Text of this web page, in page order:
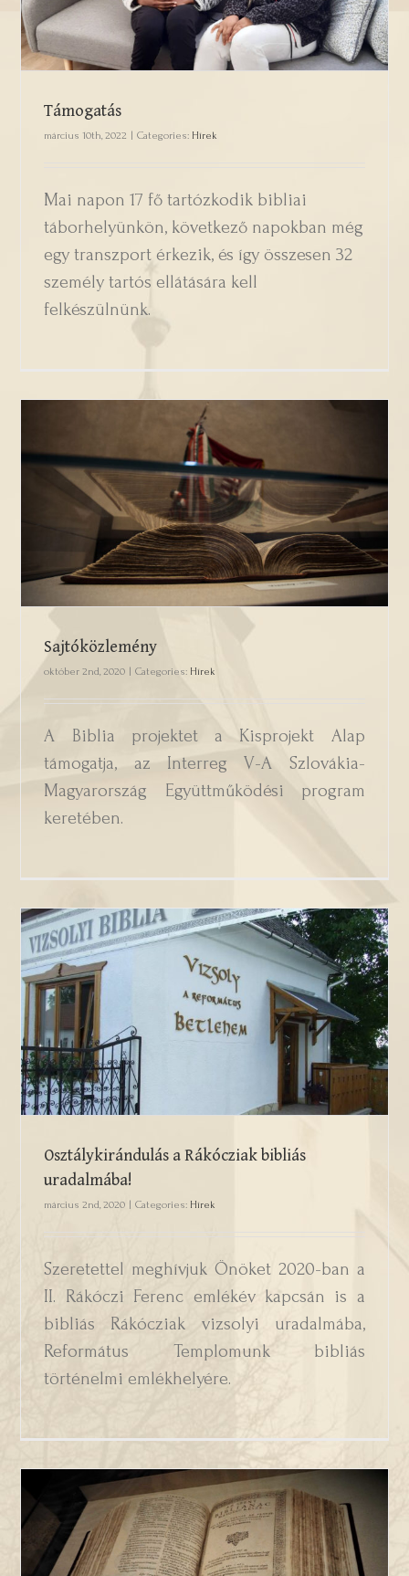
Támogatás
március 10th, 2022 Categories: Hírek
Mai napon 17 fő tartózkodik bibliai
táborhelyünkön, következő napokban még
egy transzport érkezik, és így összesen 32
személy tartós ellátására kell
felkészülnünk.
Sajtóközlemény
Sajtóközlemény
október 2nd, 2020 Categories: Hírek
A Biblia projektet a Kisprojekt Alap
támogatja, az Interreg V-A Szlovákia-
Magyarország Együttműködési program
keretében.
Osztálykirándulás a Rákócziak bibliás
uradalmába!
Osztálykirándulás a Rákócziak bibliás
uradalmába!
március 2nd, 2020 Categories: Hírek
Szeretettel meghívjuk Önöket 2020-ban a
II. Rákóczi Ferenc emlékév kapcsán is a
bibliás Rákócziak vizsolyi uradalmába,
Református Templomunk bibliás
történelmi emlékhelyére.